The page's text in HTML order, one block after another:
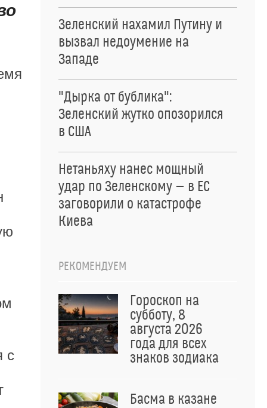
с
Зеленский нахамил Путину и
вызвал недоумение на
Западе
"Дырка от бублика":
Зеленский жутко опозорился
в США
Нетаньяху нанес мощный
удар по Зеленскому — в ЕС
заговорили о катастрофе
Киева
РЕКОМЕНДУЕМ
Гороскоп на
субботу, 8
августа 2026
года для всех
знаков зодиака
Басма в казане